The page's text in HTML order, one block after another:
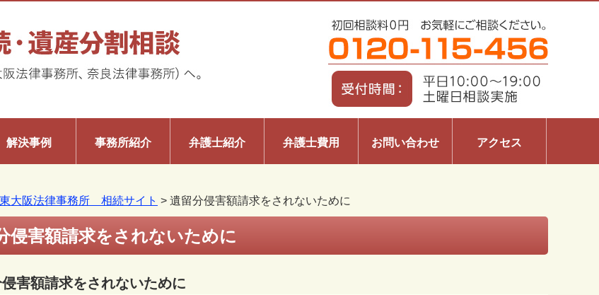
解決事例 事務所紹介 弁護士紹介 弁護士費用 お問い合わせ アクセス
大阪法律事務所 相続サイト > 遺留分侵害額請求をされないために
侵害額請求をされないために
害額請求をされないために